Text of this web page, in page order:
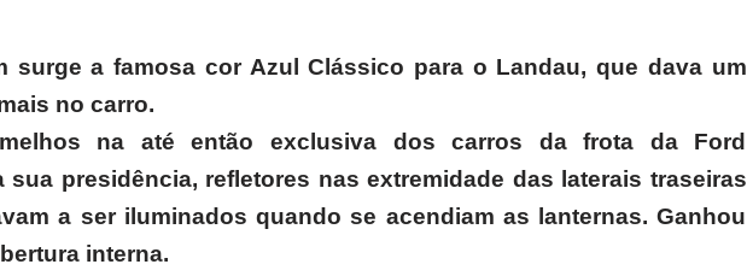
surge a famosa cor Azul Clássico para o Landau, que dava um
no carro.
na até então exclusiva dos carros da frota da Ford
sua presidência, refletores nas extremidade das laterais traseiras
a ser iluminados quando se acendiam as lanternas. Ganhou
interna.